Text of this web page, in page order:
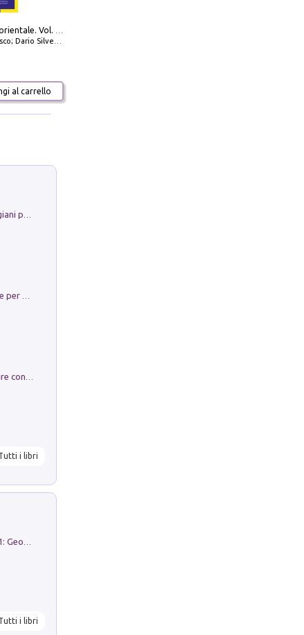
Marco Sbrizzi
al carrello
i libri
i libri